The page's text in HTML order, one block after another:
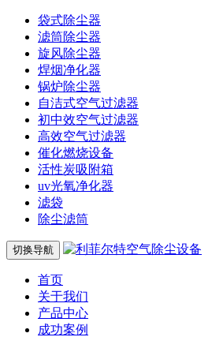
袋式除尘器
滤筒除尘器
旋风除尘器
焊烟净化器
锅炉除尘器
自洁式空气过滤器
初中效空气过滤器
高效空气过滤器
催化燃烧设备
活性炭吸附箱
uv光氧净化器
滤袋
除尘滤筒
切换导航
首页
关于我们
产品中心
成功案例